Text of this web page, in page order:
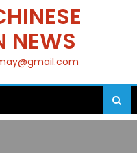
NEWS